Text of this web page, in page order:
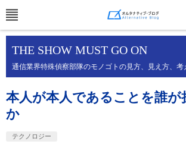
THE SHOW MUST GO ON
通信業界特殊偵察部隊のモノゴトの見方、見え方、考
本人が本人であることを誰が
か
テクノロジー